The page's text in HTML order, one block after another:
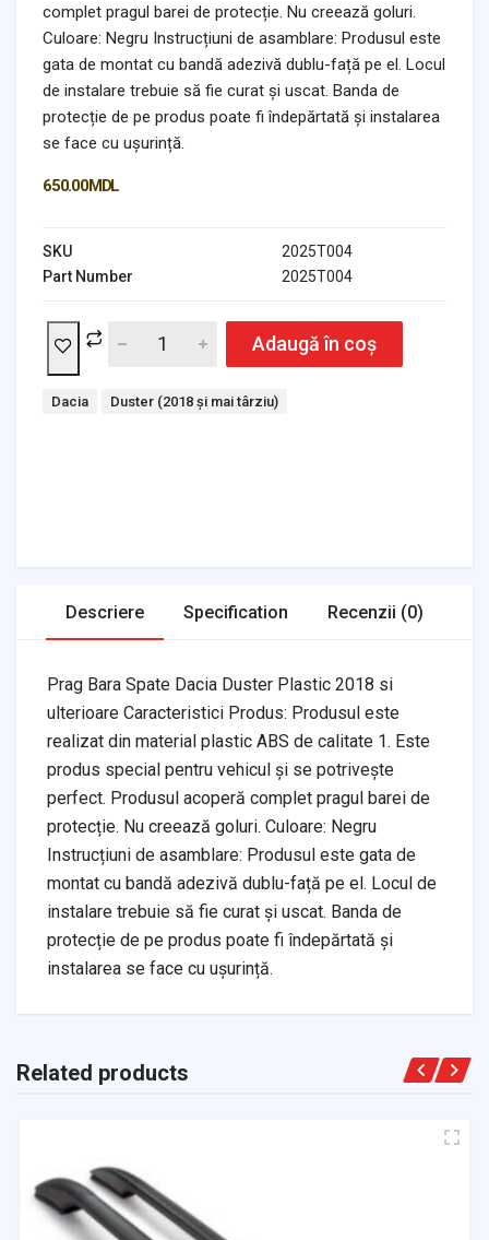
complet pragul barei de protecție. Nu creează goluri.
Culoare: Negru Instrucțiuni de asamblare: Produsul este
gata de montat cu bandă adezivă dublu-față pe el. Locul
de instalare trebuie să fie curat și uscat. Banda de
protecție de pe produs poate fi îndepărtată și instalarea
se face cu ușurință.
650.00MDL
SKU
2025T004
Part Number
2025T004
Adaugă în coș
Tags:
Dacia Duster (2018 și mai târziu)
Descriere Specification Recenzii (0)
Prag Bara Spate Dacia Duster Plastic 2018 si
ulterioare Caracteristici Produs: Produsul este
realizat din material plastic ABS de calitate 1. Este
produs special pentru vehicul și se potrivește
perfect. Produsul acoperă complet pragul barei de
protecție. Nu creează goluri. Culoare: Negru
Instrucțiuni de asamblare: Produsul este gata de
montat cu bandă adezivă dublu-față pe el. Locul de
instalare trebuie să fie curat și uscat. Banda de
protecție de pe produs poate fi îndepărtată și
instalarea se face cu ușurință.
Related products